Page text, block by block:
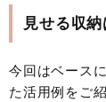
見せる収
今回はベース
た活用例をご